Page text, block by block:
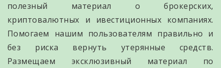
полезный материал о брокерских,
криптовалютных и ивестиционных компаниях.
Помогаем нашим пользователям правильно и
без риска вернуть утерянные средств.
Размещаем эксклюзивный материал по